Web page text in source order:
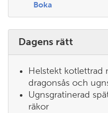
Boka
Dagens rätt
Helstekt kotlettrad
dragonsås och
Ugnsgratinerad
räkor